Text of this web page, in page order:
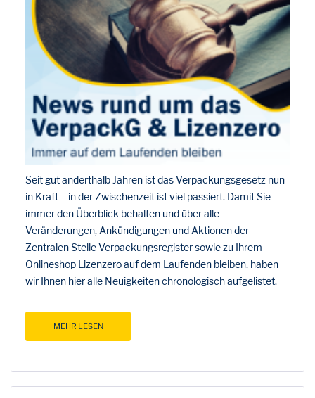
Seit gut anderthalb Jahren ist das Verpackungsgesetz nun
in Kraft – in der Zwischenzeit ist viel passiert. Damit Sie
immer den Überblick behalten und über alle
Veränderungen, Ankündigungen und Aktionen der
Zentralen Stelle Verpackungsregister sowie zu Ihrem
Onlineshop Lizenzero auf dem Laufenden bleiben, haben
wir Ihnen hier alle Neuigkeiten chronologisch aufgelistet.
MEHR LESEN